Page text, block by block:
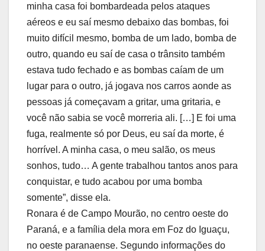
minha casa foi bombardeada pelos ataques
aéreos e eu saí mesmo debaixo das bombas, foi
muito difícil mesmo, bomba de um lado, bomba de
outro, quando eu saí de casa o trânsito também
estava tudo fechado e as bombas caíam de um
lugar para o outro, já jogava nos carros aonde as
pessoas já começavam a gritar, uma gritaria, e
você não sabia se você morreria ali. […] E foi uma
fuga, realmente só por Deus, eu saí da morte, é
horrível. A minha casa, o meu salão, os meus
sonhos, tudo… A gente trabalhou tantos anos para
conquistar, e tudo acabou por uma bomba
somente”, disse ela.
Ronara é de Campo Mourão, no centro oeste do
Paraná, e a família dela mora em Foz do Iguaçu,
no oeste paranaense. Segundo informações do